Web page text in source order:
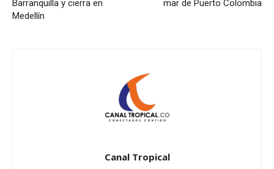
Barranquilla y cierra en
Medellín
mar de Puerto Colombia
Canal Tropical